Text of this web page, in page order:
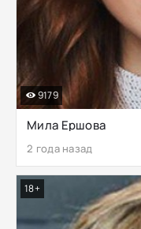
Мила Ершова
2 года назад
9179
18+